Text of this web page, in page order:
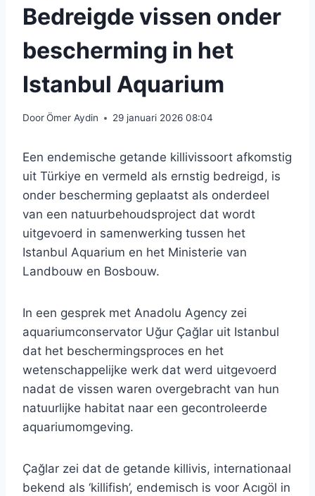
Bedreigde vissen onder
bescherming in het
Istanbul Aquarium
DoorÖmer Aydin 29 januari 2026 08:04
Een endemische getande killivissoort afkomstig
uit Türkiye en vermeld als ernstig bedreigd, is
onder bescherming geplaatst als onderdeel
van een natuurbehoudsproject dat wordt
uitgevoerd in samenwerking tussen het
Istanbul Aquarium en het Ministerie van
Landbouw en Bosbouw.
In een gesprek met Anadolu Agency zei
aquariumconservator Uğur Çağlar uit Istanbul
dat het beschermingsproces en het
wetenschappelijke werk dat werd uitgevoerd
nadat de vissen waren overgebracht van hun
natuurlijke habitat naar een gecontroleerde
aquariumomgeving.
Çağlar zei dat de getande killivis, internationaal
bekend als ‘killifish’, endemisch is voor Acıgöl in